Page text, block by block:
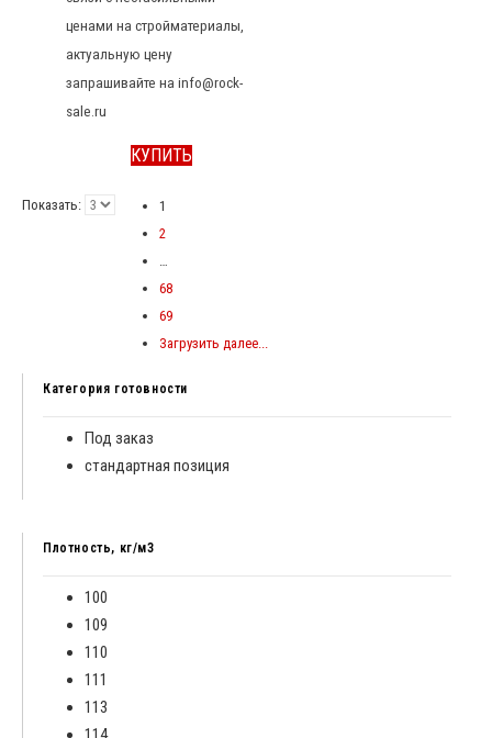
ценами на стройматериалы,
актуальную цену
запрашивайте на info@rock-
sale.ru
КУПИТЬ
Показать:
1
2
68
69
Загрузить далее...
Категория готовности
Под заказ
стандартная позиция
Плотность, кг/м3
100
109
110
111
113